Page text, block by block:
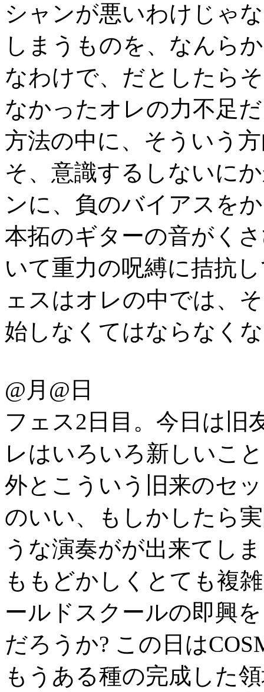
シャンが悪いわけじゃ
しまうものを、なんら
なわけで、だとしたら
なかったオレの力不足
方法の中に、そういう
そ、意識するしないに
ンに、負のバイアスを
本拓のギターの音がく
いて重力の呪縛に拮抗
ェスはオレの中では、
始しなくてはならなく
@月@日
フェス2日目。今日は旧
レはいろいろ新しいこ
外とこういう旧来のセ
のいい、もしかしたら
うな演奏がが出来てし
ももどかしくとても複
ールドスクールの即興
だろうか? この日は
もうある種の完成した